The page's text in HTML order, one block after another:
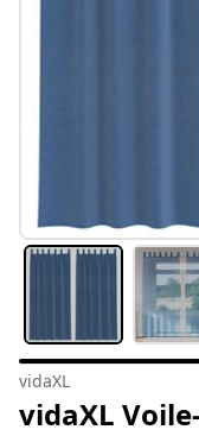
vidaXL
vidaXL